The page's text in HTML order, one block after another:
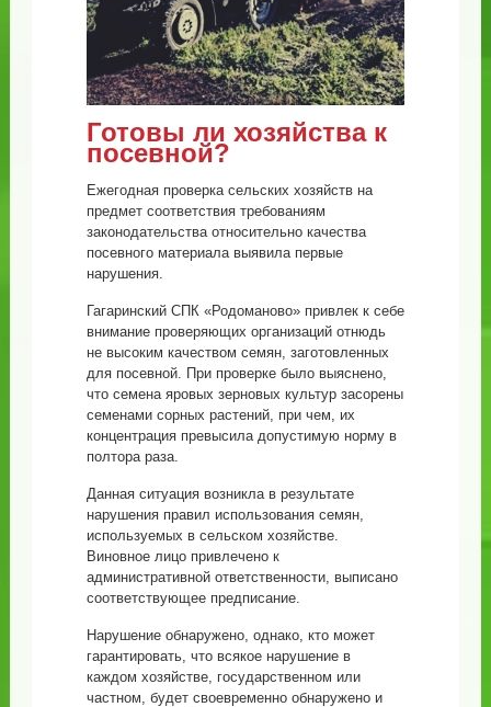
Готовы ли хозяйства к
посевной?
Ежегодная проверка сельских хозяйств на
предмет соответствия требованиям
законодательства относительно качества
посевного материала выявила первые
нарушения.
Гагаринский СПК «Родоманово» привлек к себе
внимание проверяющих организаций отнюдь
не высоким качеством семян, заготовленных
для посевной. При проверке было выяснено,
что семена яровых зерновых культур засорены
семенами сорных растений, при чем, их
концентрация превысила допустимую норму в
полтора раза.
Данная ситуация возникла в результате
нарушения правил использования семян,
используемых в сельском хозяйстве.
Виновное лицо привлечено к
административной ответственности, выписано
соответствующее предписание.
Нарушение обнаружено, однако, кто может
гарантировать, что всякое нарушение в
каждом хозяйстве, государственном или
частном, будет своевременно обнаружено и